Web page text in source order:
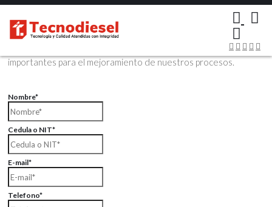
Contáctenos Vía Email
Envíenos sus datos con sus comentarios, sus opiniones son muy
importantes para el mejoramiento de nuestros procesos.
Nombre*
Cedula o NIT*
E-mail*
Telefono*